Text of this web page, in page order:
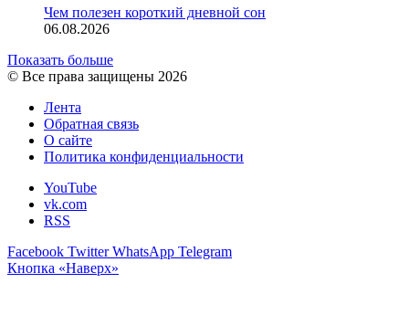
Чем полезен короткий дневной сон
06.08.2026
Показать больше
© Все права защищены 2026
Лента
Обратная связь
О сайте
Политика конфиденциальности
YouTube
vk.com
RSS
Facebook Twitter WhatsApp Telegram
Кнопка «Наверх»